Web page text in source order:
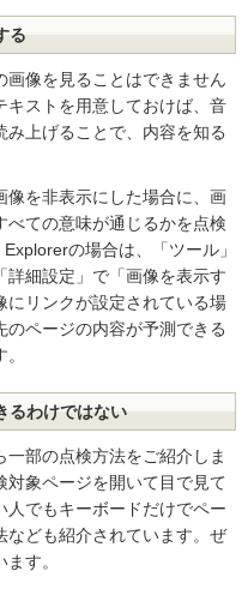
る
像を見ることはできません
キストを用意しておけば、音
上げることで、内容を知る
像を非表示にした場合に、画
ての意味が通じるかを点検
の場合は、「ツール」
詳細設定」で「画像を表示す
にリンクが設定されている場
ページの内容が予測できる
るわけではない
部の点検方法をご紹介しま
対象ページを開いて目で見て
でもキーボードだけでペー
なども紹介されています。ぜ
す。